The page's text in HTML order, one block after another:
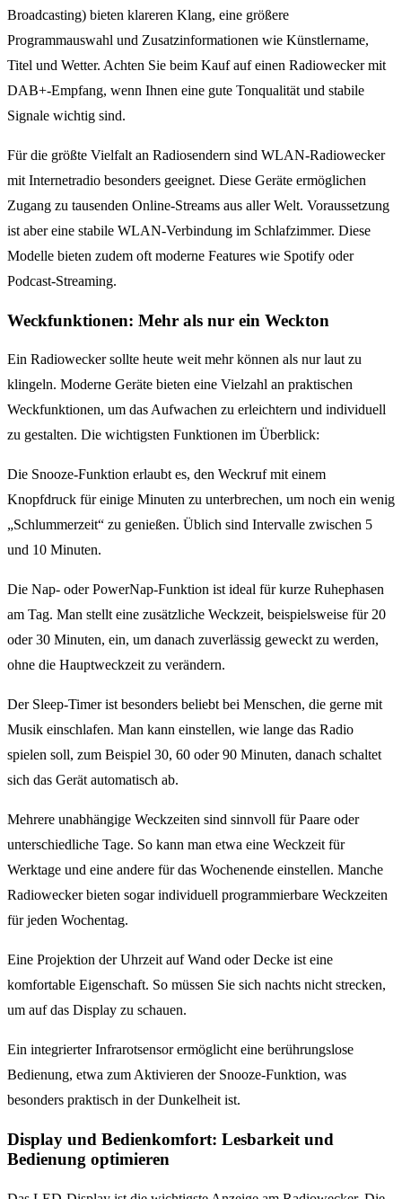
Broadcasting) bieten klareren Klang, eine größere
Programmauswahl und Zusatzinformationen wie Künstlername,
Titel und Wetter. Achten Sie beim Kauf auf einen Radiowecker mit
DAB+-Empfang, wenn Ihnen eine gute Tonqualität und stabile
Signale wichtig sind.
Für die größte Vielfalt an Radiosendern sind WLAN-Radiowecker
mit Internetradio besonders geeignet. Diese Geräte ermöglichen
Zugang zu tausenden Online-Streams aus aller Welt. Voraussetzung
ist aber eine stabile WLAN-Verbindung im Schlafzimmer. Diese
Modelle bieten zudem oft moderne Features wie Spotify oder
Podcast-Streaming.
Weckfunktionen: Mehr als nur ein Weckton
Ein Radiowecker sollte heute weit mehr können als nur laut zu
klingeln. Moderne Geräte bieten eine Vielzahl an praktischen
Weckfunktionen, um das Aufwachen zu erleichtern und individuell
zu gestalten. Die wichtigsten Funktionen im Überblick:
Die Snooze-Funktion erlaubt es, den Weckruf mit einem
Knopfdruck für einige Minuten zu unterbrechen, um noch ein wenig
„Schlummerzeit“ zu genießen. Üblich sind Intervalle zwischen 5
und 10 Minuten.
Die Nap- oder PowerNap-Funktion ist ideal für kurze Ruhephasen
am Tag. Man stellt eine zusätzliche Weckzeit, beispielsweise für 20
oder 30 Minuten, ein, um danach zuverlässig geweckt zu werden,
ohne die Hauptweckzeit zu verändern.
Der Sleep-Timer ist besonders beliebt bei Menschen, die gerne mit
Musik einschlafen. Man kann einstellen, wie lange das Radio
spielen soll, zum Beispiel 30, 60 oder 90 Minuten, danach schaltet
sich das Gerät automatisch ab.
Mehrere unabhängige Weckzeiten sind sinnvoll für Paare oder
unterschiedliche Tage. So kann man etwa eine Weckzeit für
Werktage und eine andere für das Wochenende einstellen. Manche
Radiowecker bieten sogar individuell programmierbare Weckzeiten
für jeden Wochentag.
Eine Projektion der Uhrzeit auf Wand oder Decke ist eine
komfortable Eigenschaft. So müssen Sie sich nachts nicht strecken,
um auf das Display zu schauen.
Ein integrierter Infrarotsensor ermöglicht eine berührungslose
Bedienung, etwa zum Aktivieren der Snooze-Funktion, was
besonders praktisch in der Dunkelheit ist.
Display und Bedienkomfort: Lesbarkeit und
Bedienung optimieren